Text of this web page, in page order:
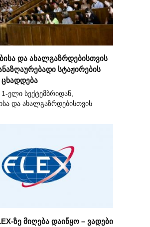
და ახალგაზრდებისთვის
სტაჟირების
ცხადდება
ელი სექტემბრიდან,
და ახალგაზრდებისთვის
ზე მიღება დაიწყო – ვადები